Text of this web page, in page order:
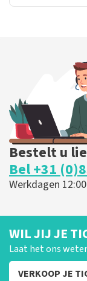
Bestelt u
Bel +31
Werkdagen
WIL JIJ JE
Laat het ons
VERKOOP JE